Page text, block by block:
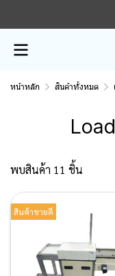
หน้าหลัก สินค้าทั้งหมด
พบสินค้า 11 ชิ้น
สินค้าขายดี